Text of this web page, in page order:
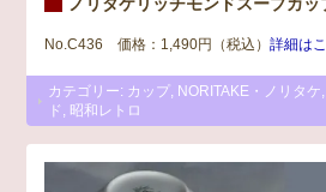
No.C436 価格：1,490円（税込）詳細は
カテゴリー: カップ NORITAKE・ノリタケ
ド
昭和レトロ